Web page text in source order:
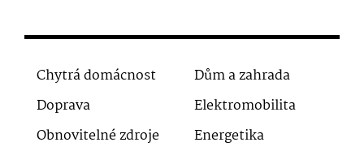
Chytrá domácnost
Dům a zahrada
Doprava
Elektromobilita
Obnovitelné zdroje
Energetika